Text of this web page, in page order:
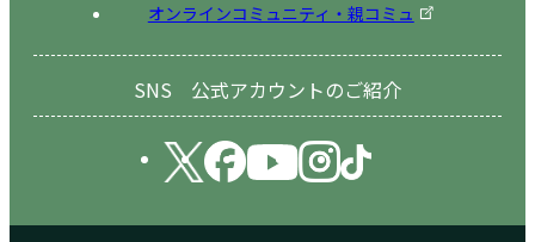
オンラインコミュニティ・親コミュ
SNS 公式アカウントのご紹介